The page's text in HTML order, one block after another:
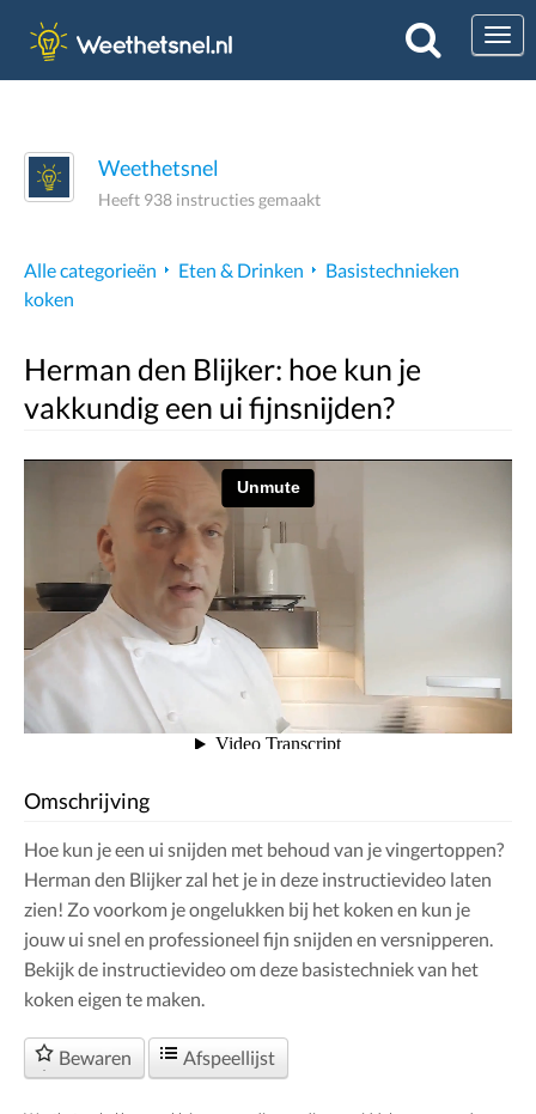
Weethetsnel
Heeft 938 instructies gemaakt
Alle categorieën Eten & Drinken
Basistechnieken
koken
Herman den Blijker: hoe kun je
vakkundig een ui fijnsnijden?
Omschrijving
Hoe kun je een ui snijden met behoud van je vingertoppen?
Herman den Blijker zal het je in deze instructievideo laten
zien! Zo voorkom je ongelukken bij het koken en kun je
jouw ui snel en professioneel fijn snijden en versnipperen.
Bekijk de instructievideo om deze basistechniek van het
koken eigen te maken.
Bewaren Afspeellijst